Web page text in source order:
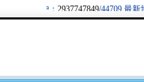
新注册用户： 2937747849/44709 最新